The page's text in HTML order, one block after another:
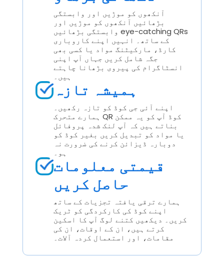
آنکھوں کو موڑیں اور وابستگی
بڑھائیں آنکھوں کو موڑیں اور
وابستگی بڑھائیں eye-catching QRs
کے ساتھ۔ انہیں اپنے کاروباری
کارڈ، مارکیٹنگ مواد یا کسی بھی
جگہ شامل کریں جہاں آپ اپنی
انسٹاگرام کی پیروی بڑھانا چاہتے
ہیں۔
ہمیشہ تازہ
اپنے آئی جی کوڈ کو تازہ رکھیں۔
ہمارے متحرک QR کوڈ آپ کو یہ ممکن
بناتے ہیں کہ آپ لنک شدہ پروفائل
یا مواد کو تبدیل کریں بغیر کوڈ کو
دوبارہ ڈیزائن کرنے کی ضرورت نہ
ہو۔
قیمتی معلومات
حاصل کریں
ہمارے ترقی یافتہ تجزیات کے ساتھ
اپنے کوڈ کی کارکردگی کو ٹریک
کریں۔ دیکھیں کتنے لوگ آپ کا اسکین
کرتے ہیں، ان کے اوقات، ان کی
مقامات، اور استعمال کردہ آلات۔